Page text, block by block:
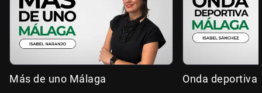
Más de uno Málaga Onda deportiva